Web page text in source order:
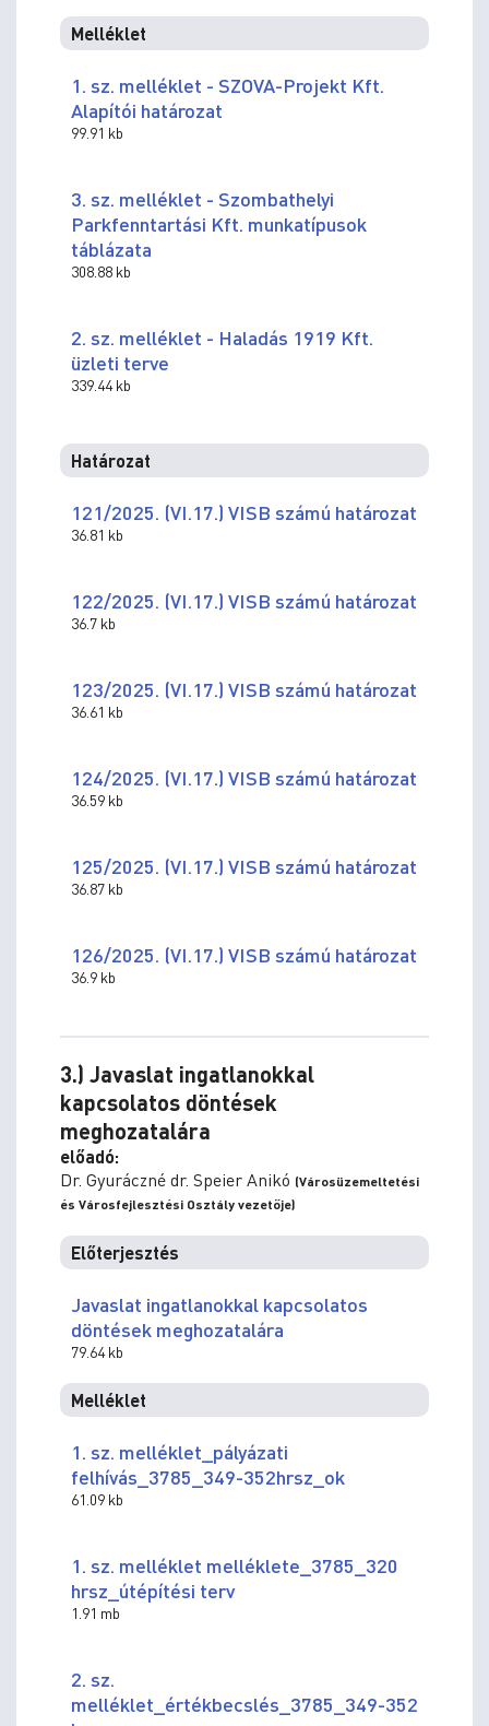
Melléklet
1. sz. melléklet - SZOVA-Projekt Kft.
Alapítói határozat
99.91 kb
3. sz. melléklet - Szombathelyi
Parkfenntartási Kft. munkatípusok
táblázata
308.88 kb
2. sz. melléklet - Haladás 1919 Kft.
üzleti terve
339.44 kb
Határozat
121/2025. (VI.17.) VISB számú határozat
36.81 kb
122/2025. (VI.17.) VISB számú határozat
36.7 kb
123/2025. (VI.17.) VISB számú határozat
36.61 kb
124/2025. (VI.17.) VISB számú határozat
36.59 kb
125/2025. (VI.17.) VISB számú határozat
36.87 kb
126/2025. (VI.17.) VISB számú határozat
36.9 kb
3.) Javaslat ingatlanokkal
kapcsolatos döntések
meghozatalára
előadó:
Dr. Gyuráczné dr. Speier Anikó (Városüzemeltetési
és Városfejlesztési Osztály vezetője)
Előterjesztés
Javaslat ingatlanokkal kapcsolatos
döntések meghozatalára
79.64 kb
Melléklet
1. sz. melléklet_pályázati
felhívás_3785_349-352hrsz_ok
61.09 kb
1. sz. melléklet melléklete_3785_320
hrsz_útépítési terv
1.91 mb
2. sz.
melléklet_értékbecslés_3785_349-352